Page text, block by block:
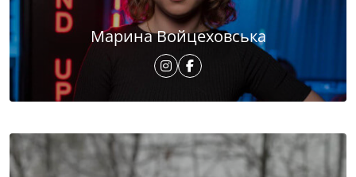
Марина Войцеховська